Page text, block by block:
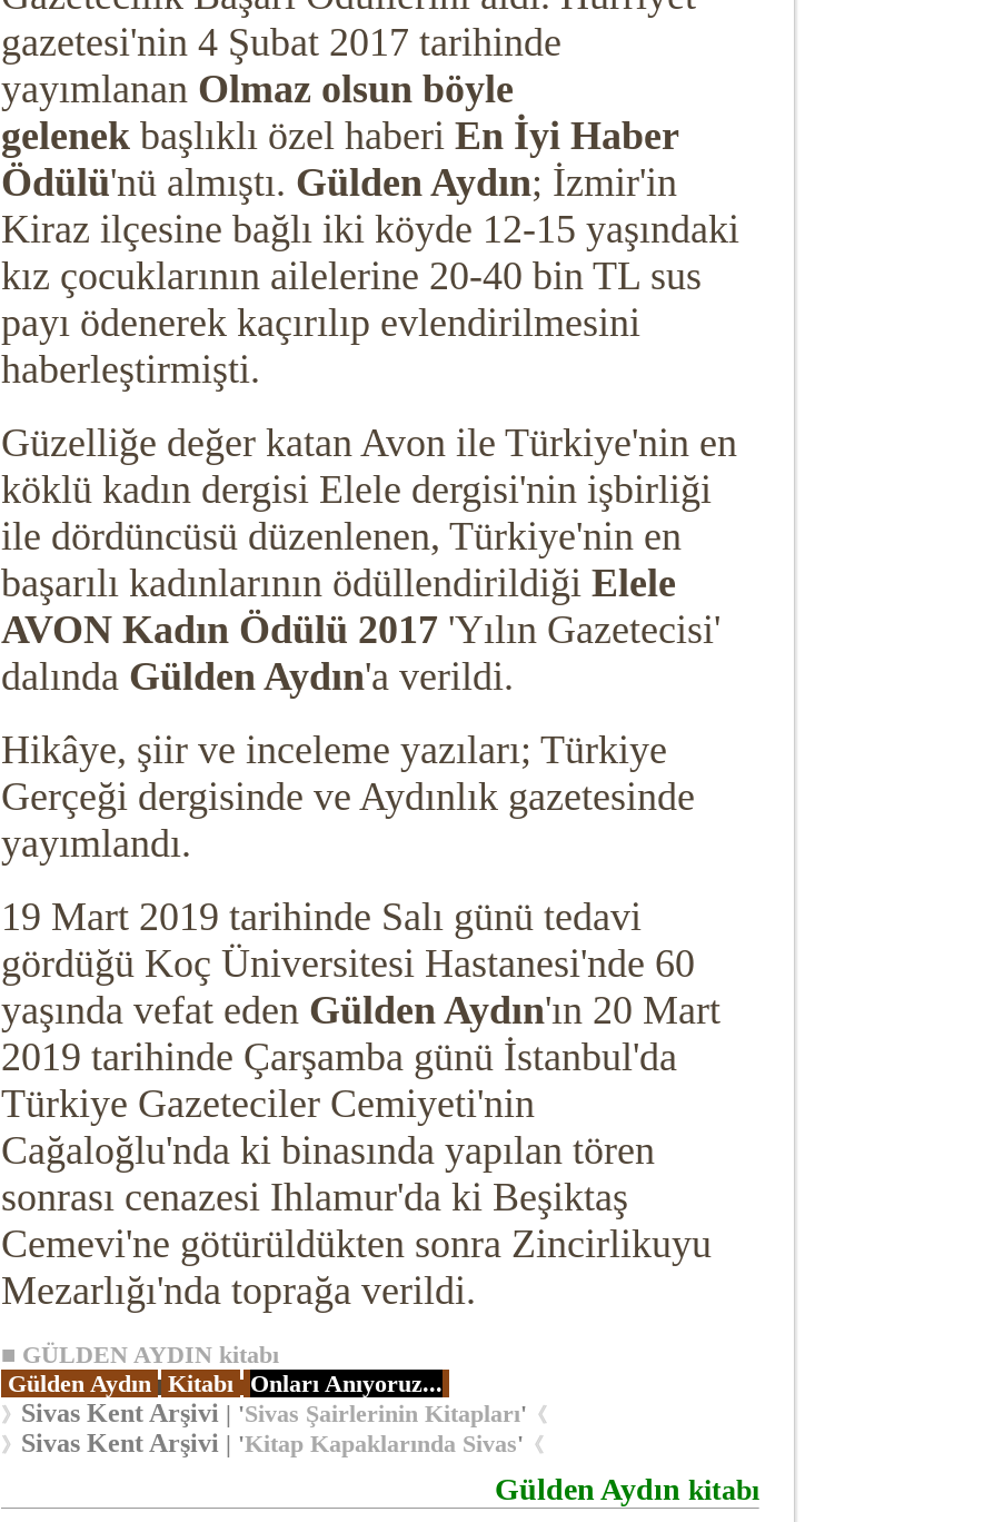
gazetesi'nin 4 Şubat 2017 tarihinde
yayımlanan Olmaz olsun böyle
gelenekbaşlıklı özel haberi En İyi Haber
Ödülü'nü almıştı. Gülden Aydın; İzmir'in
Kiraz ilçesine bağlı iki köyde 12-15 yaşındaki
kız çocuklarının ailelerine 20-40 bin TL sus
payı ödenerek kaçırılıp evlendirilmesini
haberleştirmişti.
Güzelliğe değer katan Avon ile Türkiye'nin en
köklü kadın dergisi Elele dergisi'nin işbirliği
ile dördüncüsü düzenlenen, Türkiye'nin en
başarılı kadınlarının ödüllendirildiği Elele
AVON Kadın Ödülü 2017'Yılın Gazetecisi'
dalında Gülden Aydın'a verildi.
Hikâye, şiir ve inceleme yazıları; Türkiye
Gerçeği dergisinde ve Aydınlık gazetesinde
yayımlandı.
19 Mart 2019 tarihinde Salı günü tedavi
gördüğü Koç Üniversitesi Hastanesi'nde 60
yaşında vefat eden Gülden Aydın'ın 20 Mart
2019 tarihinde Çarşamba günü İstanbul'da
Türkiye Gazeteciler Cemiyeti'nin
Cağaloğlu'nda ki binasında yapılan tören
sonrası cenazesi Ihlamur'da ki Beşiktaş
Cemevi'ne götürüldükten sonra Zincirlikuyu
Mezarlığı'nda toprağa verildi.
■ GÜLDEN AYDIN kitabı
Gülden Aydın
Kitabı Onları Anıyoruz...
》 Sivas Kent Arşivi | 'Sivas Şairlerinin Kitapları' 《
》 Sivas Kent Arşivi | 'Kitap Kapaklarında Sivas' 《
Gülden Aydınkitabı